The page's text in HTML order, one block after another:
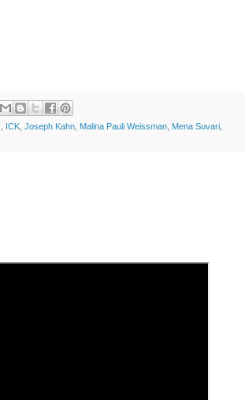
ICK Joseph Kahn Malina Pauli Weissman Mena Suvari